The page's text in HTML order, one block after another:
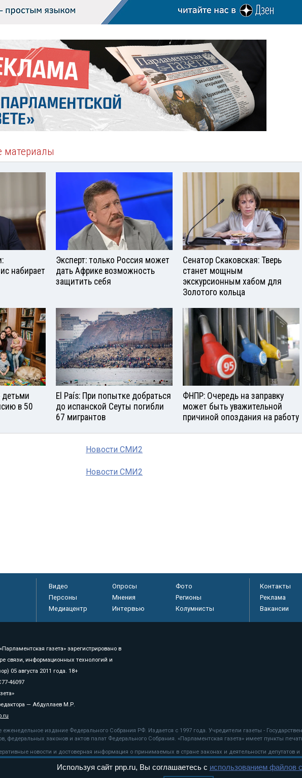
материалы
набирает
Эксперт: только Россия может
дать Африке возможность
защитить себя
Сенатор Скаковская: Тверь
станет мощным
экскурсионным хабом для
Золотого кольца
детьми
в 50
El País: При попытке добраться
до испанской Сеуты погибли
67 мигрантов
ФНПР: Очередь на заправку
может быть уважительной
причиной опоздания на работу
Новости СМИ2
Новости СМИ2
Видео Опросы
Фото
Персоны
Мнения
Регионы
Медиацентр
Интервью Колумнисты
Контакты
Реклама
Вакансии
газета» зарегистрировано в
связи, информационных технологий и
05 августа 2011 года. 18+
46097
— Абдуллаев М.Р.
еженедельное издание Федерального Собрания РФ. Издается с 1997 года. Учредители газеты -
федеральных законов и актов палат Федерального Собрания. «Парламентская газета» имеет пункты
новости и достоверная информация о принимаемых в стране законах и деятельности депутатов
на pnp.ru обязательна.
рекомендательные технологии
Используя сайт pnp.ru, Вы соглашаетесь с использованием файлов